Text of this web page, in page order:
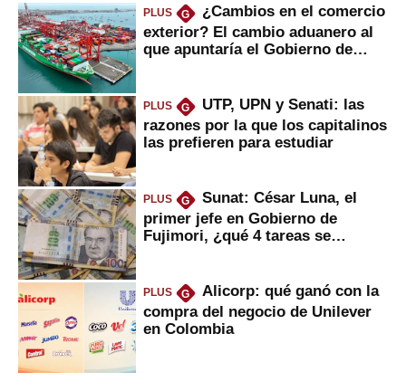
PLUS G
¿Cambios en el comercio
exterior? El cambio aduanero al
que apuntaría el Gobierno de
PLUS G
UTP, UPN y Senati: las
razones por la que los capitalinos
las prefieren para estudiar
PLUS G
Sunat: César Luna, el
primer jefe en Gobierno de
Fujimori, ¿qué 4 tareas se
PLUS G
Alicorp: qué ganó con la
compra del negocio de Unilever
en Colombia